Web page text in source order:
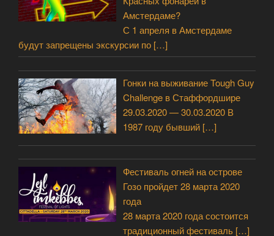
Амстердаме?
С 1 апреля в Амстердаме
будут запрещены экскурсии по […]
Гонки на выживание Tough Guy
Challenge в Стаффордшире
29.03.2020 — 30.03.2020 В
1987 году бывший […]
Фестиваль огней на острове
Гозо пройдет 28 марта 2020
года
28 марта 2020 года состоится
традиционный фестиваль […]